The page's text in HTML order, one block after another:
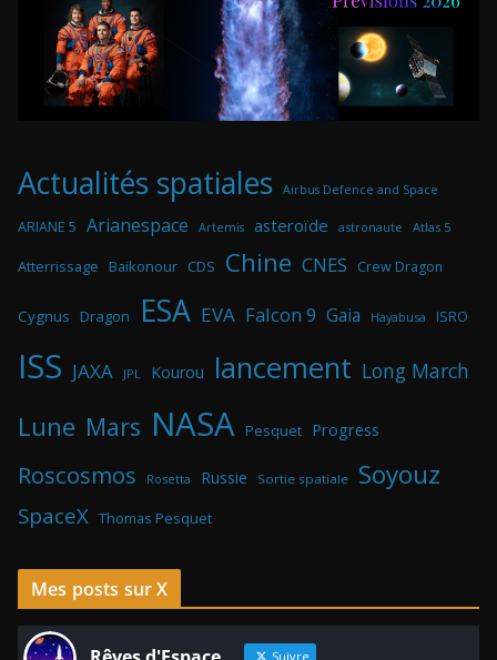
Actualités spatiales Airbus Defence and Space
ARIANE 5 Arianespace Artemis asteroïde astronaute Atlas 5
Atterrissage Baikonour CDS Chine CNES Crew Dragon
Cygnus Dragon ESA EVA Falcon 9 Gaia Hayabusa ISRO
ISS JAXA JPL Kourou lancement Long March
Lune Mars NASA Pesquet Progress
Roscosmos Rosetta Russie Sortie spatiale Soyouz
SpaceX Thomas Pesquet
Mes posts sur X
Suivre